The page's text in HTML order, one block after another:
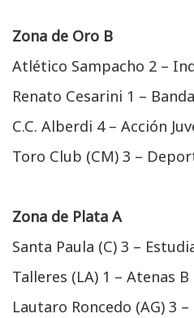
Zona de Oro B
Atlético Sampacho 2 –
Renato Cesarini 1 –
C.C. Alberdi 4 – Acción
Toro Club (CM) 3 –
Zona de Plata A
Santa Paula (C) 3 –
Talleres (LA) 1 – Atenas B
Lautaro Roncedo (AG) 3